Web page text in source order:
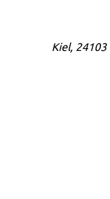
Kiel, 24103